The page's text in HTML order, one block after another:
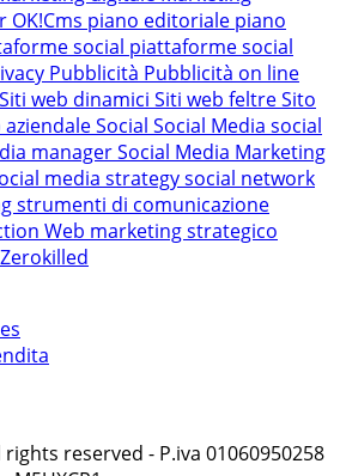
OK!Cms piano editoriale piano
social piattaforme social
Pubblicità Pubblicità on line
Siti web dinamici Siti web feltreSito
Social Social Media social
managerSocial Media Marketing
media strategysocial network
strumenti di comunicazione
Web marketing strategico
Zerokilled
reserved - P.iva 01060950258